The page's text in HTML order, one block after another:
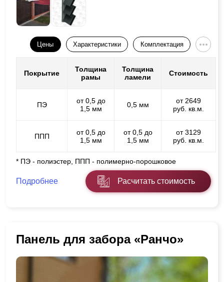
Цены Характеристики Комплектация
Покрытие
Толщина
рамы
Толщина
ламели
Стоимость
ПЭ
от 0,5 до
1,5 мм
0,5 мм
от 2649
руб. кв.м.
ППП
от 0,5 до
1,5 мм
от 0,5 до
1,5 мм
от 3129
руб. кв.м.
* ПЭ - полиэстер, ППП - полимерно-порошковое
Подробнее Расчитать стоимость
Панель для забора «Ранчо»